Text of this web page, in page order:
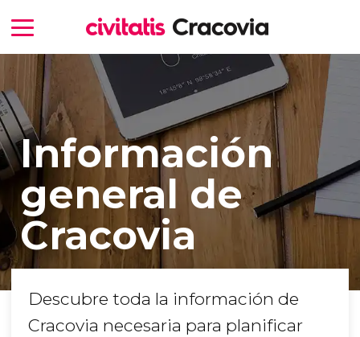
Información
general de
Cracovia
Descubre toda la información de
Cracovia necesaria para planificar